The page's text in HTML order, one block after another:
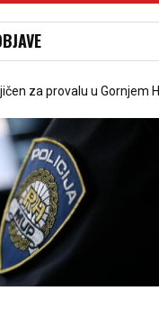
za provalu u Gornjem